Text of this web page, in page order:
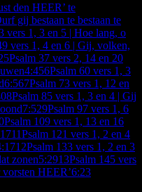
den HEER’ te
gij bestaan te bestaan te
vers 1, 3 en 5 | Hoe lang, o
vers 1, 4 en 6 | Gij, volken,
5Psalm 37 vers 2, 14 en 20
4:456Psalm 60 vers 1, 3
6:567Psalm 73 vers 1, 12 en
8Psalm 85 vers 1, 3 en 4 | Gij
7:529Psalm 97 vers 1, 6
Psalm 109 vers 1, 13 en 16
11Psalm 121 vers 1, 2 en 4
12Psalm 133 vers 1, 2 en 3
zonen5:2913Psalm 145 vers
HEER’6:23